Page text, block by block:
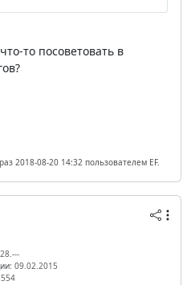
то посоветовать в
2018-08-20 14:32 пользователем EF.
09.02.2015